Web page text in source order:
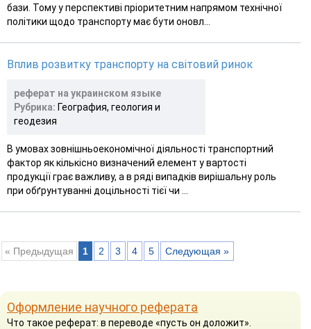
бази. Тому у перспективі пріоритетним напрямом технічної
політики щодо транспорту має бути оновл...
Вплив розвитку транспорту на світовий ринок
реферат на украинском языке
Рубрика: География, геология и
геодезия
В умовах зовнішньоекономічної діяльності транспортний
фактор як кількісно визначений елемент у вартості
продукції грає важливу, а в ряді випадків вирішальну роль
при обґрунтуванні доцільності тієї чи ...
« Предыдущая 1 2 3 4 5 Следующая »
Оформление научного реферата
Что такое реферат: в переводе «пусть он доложит».